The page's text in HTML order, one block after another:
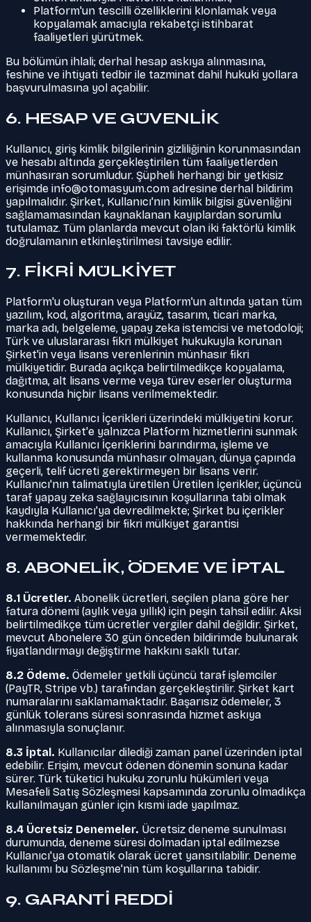
Platform'un tescilli özelliklerini klonlamak veya
kopyalamak amacıyla rekabetçi istihbarat
faaliyetleri yürütmek.
Bu bölümün ihlali; derhal hesap askıya alınmasına,
feshine ve ihtiyati tedbir ile tazminat dahil hukuki yollara
başvurulmasına yol açabilir.
6. HESAP VE GÜVENLİK
Kullanıcı, giriş kimlik bilgilerinin gizliliğinin korunmasından
ve hesabı altında gerçekleştirilen tüm faaliyetlerden
münhasıran sorumludur. Şüpheli herhangi bir yetkisiz
erişimde info@otomasyum.com adresine derhal bildirim
yapılmalıdır. Şirket, Kullanıcı'nın kimlik bilgisi güvenliğini
sağlamamasından kaynaklanan kayıplardan sorumlu
tutulamaz. Tüm planlarda mevcut olan iki faktörlü kimlik
doğrulamanın etkinleştirilmesi tavsiye edilir.
7. FİKRİ MÜLKİYET
Platform'u oluşturan veya Platform'un altında yatan tüm
yazılım, kod, algoritma, arayüz, tasarım, ticari marka,
marka adı, belgeleme, yapay zeka istemcisi ve metodoloji;
Türk ve uluslararası fikri mülkiyet hukukuyla korunan
Şirket'in veya lisans verenlerinin münhasır fikri
mülkiyetidir. Burada açıkça belirtilmedikçe kopyalama,
dağıtma, alt lisans verme veya türev eserler oluşturma
konusunda hiçbir lisans verilmemektedir.
Kullanıcı, Kullanıcı İçerikleri üzerindeki mülkiyetini korur.
Kullanıcı, Şirket'e yalnızca Platform hizmetlerini sunmak
amacıyla Kullanıcı İçeriklerini barındırma, işleme ve
kullanma konusunda münhasır olmayan, dünya çapında
geçerli, telif ücreti gerektirmeyen bir lisans verir.
Kullanıcı'nın talimatıyla üretilen Üretilen İçerikler, üçüncü
taraf yapay zeka sağlayıcısının koşullarına tabi olmak
kaydıyla Kullanıcı'ya devredilmekte; Şirket bu içerikler
hakkında herhangi bir fikri mülkiyet garantisi
vermemektedir.
8. ABONELİK, ÖDEME VE İPTAL
8.1 Ücretler. Abonelik ücretleri, seçilen plana göre her
fatura dönemi (aylık veya yıllık) için peşin tahsil edilir. Aksi
belirtilmedikçe tüm ücretler vergiler dahil değildir. Şirket,
mevcut Abonelere 30 gün önceden bildirimde bulunarak
fiyatlandırmayı değiştirme hakkını saklı tutar.
8.2 Ödeme. Ödemeler yetkili üçüncü taraf işlemciler
(PayTR, Stripe vb.) tarafından gerçekleştirilir. Şirket kart
numaralarını saklamamaktadır. Başarısız ödemeler, 3
günlük tolerans süresi sonrasında hizmet askıya
alınmasıyla sonuçlanır.
8.3 İptal. Kullanıcılar dilediği zaman panel üzerinden iptal
edebilir. Erişim, mevcut ödenen dönemin sonuna kadar
sürer. Türk tüketici hukuku zorunlu hükümleri veya
Mesafeli Satış Sözleşmesi kapsamında zorunlu olmadıkça
kullanılmayan günler için kısmi iade yapılmaz.
8.4 Ücretsiz Denemeler. Ücretsiz deneme sunulması
durumunda, deneme süresi dolmadan iptal edilmezse
Kullanıcı'ya otomatik olarak ücret yansıtılabilir. Deneme
kullanımı bu Sözleşme'nin tüm koşullarına tabidir.
9. GARANTİ REDDİ